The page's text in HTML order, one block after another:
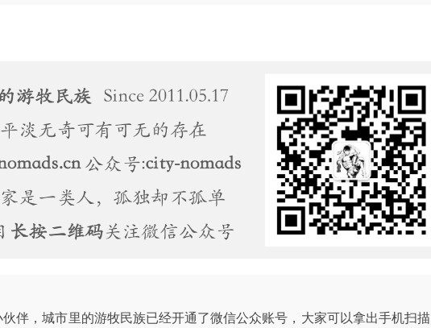
伴，城市里的游牧民族已经开通了微信公众账号，大家可以拿出手机扫描